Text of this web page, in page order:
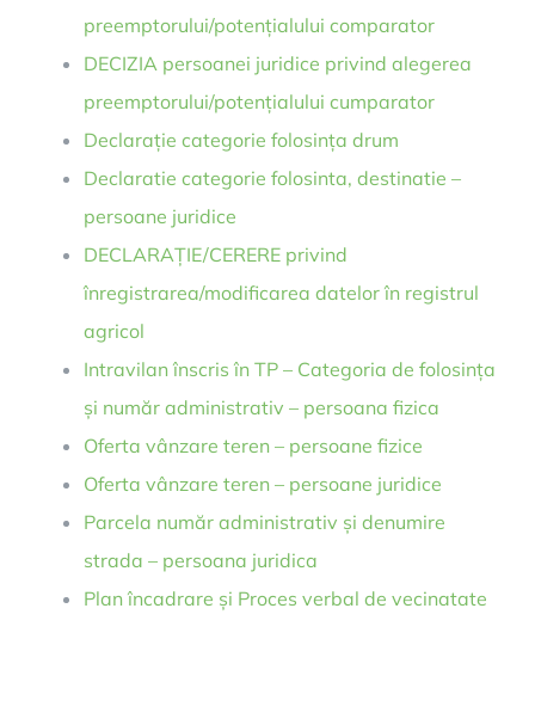
preemptorului/potențialului comparator
DECIZIA persoanei juridice privind alegerea
preemptorului/potențialului cumparator
Declarație categorie folosința drum
Declaratie categorie folosinta, destinatie –
persoane juridice
DECLARAȚIE/CERERE privind
înregistrarea/modificarea datelor în registrul
agricol
Intravilan înscris în TP – Categoria de folosința
și număr administrativ – persoana fizica
Oferta vânzare teren – persoane fizice
Oferta vânzare teren – persoane juridice
Parcela număr administrativ și denumire
strada – persoana juridica
Plan încadrare și Proces verbal de vecinatate